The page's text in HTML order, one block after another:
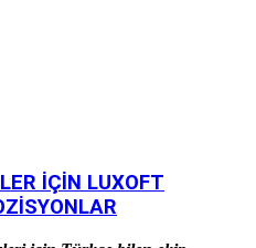
İÇİN LUXOFT